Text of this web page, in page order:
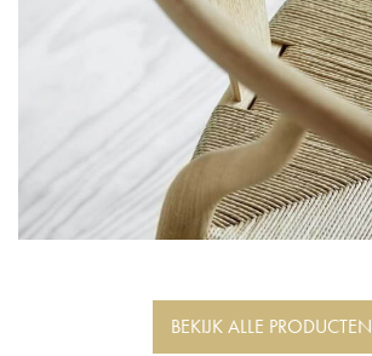
BEKIJK ALLE PRODUCTEN